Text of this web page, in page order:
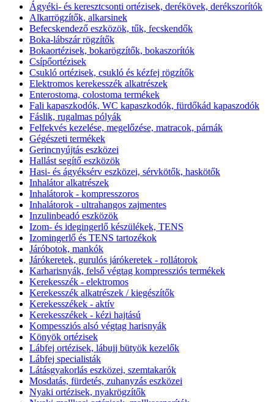
Ágyéki- és keresztcsonti ortézisek, derékövek, derékszorítók
Alkarrögzítők, alkarsinek
Befecskendező eszközök, tűk, fecskendők
Boka-lábszár rögzítők
Bokaortézisek, bokarögzítők, bokaszorítók
Csípőortézisek
Csukló ortézisek, csukló és kézfej rögzítők
Elektromos kerekesszék alkatrészek
Enterostoma, colostoma termékek
Fali kapaszkodók, WC kapaszkodók, fürdőkád kapaszodók
Fáslik, rugalmas pólyák
Felfekvés kezelése, megelőzése, matracok, párnák
Gégészeti termékek
Gerincnyújtás eszközei
Hallást segítő eszközök
Hasi- és ágyéksérv eszközei, sérvkötők, haskötők
Inhalátor alkatrészek
Inhalátorok - kompresszoros
Inhalátorok - ultrahangos zajmentes
Inzulinbeadó eszközök
Izom- és idegingerlő készülékek, TENS
Izomingerlő és TENS tartozékok
Járóbotok, mankók
Járókeretek, gurulós járókeretek - rollátorok
Karharisnyák, felső végtag kompressziós termékek
Kerekesszék - elektromos
Kerekesszék alkatrészek / kiegészítők
Kerekesszékek - aktív
Kerekesszékek - kézi hajtású
Kompessziós alsó végtag harisnyák
Könyök ortézisek
Lábfej ortézisek, lábujj bütyök kezelők
Lábfej specialisták
Látásgyakorlás eszközei, szemtakarók
Mosdatás, fürdetés, zuhanyzás eszközei
Nyaki ortézisek, nyakrögzítők